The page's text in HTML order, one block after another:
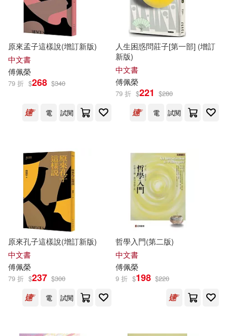
原來孟子這樣說(增訂新版)
中文書
傅佩榮
79 折 $268 $340
電 試閱
人生困惑問莊子[第一部] (增訂
新版)
中文書
傅佩榮
79 折 $221 $280
電
試閱
原來孔子這樣說(增訂新版)
中文書
傅佩榮
79 折 $237 $300
電
試閱
哲學入門(第二版)
中文書
傅佩榮
9 折 $198 $220